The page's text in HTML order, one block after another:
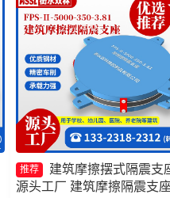
推荐
建筑摩擦摆式隔震支
源头工厂 建筑摩擦隔震支